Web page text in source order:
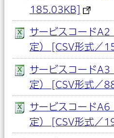
185.03KB]
サービスコードA2
定） [CSV形式／
サービスコードA3
定） [CSV形式／
サービスコードA6
定） [CSV形式／